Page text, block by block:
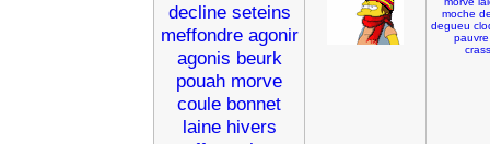
decline seteins
meffondre agonir
agonis beurk
pouah morve
coule bonnet
laine hivers
moche
degueu
pauvre